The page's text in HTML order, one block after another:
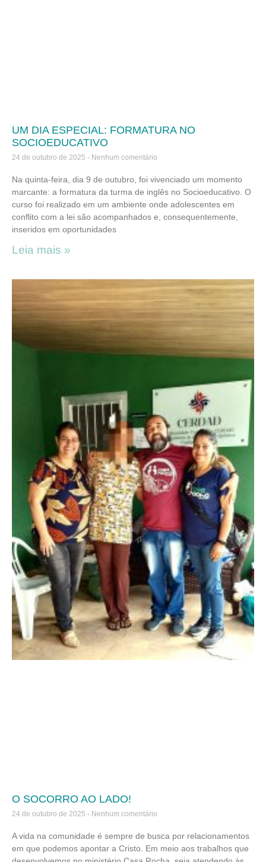
UM DIA ESPECIAL: FORMATURA NO
SOCIOEDUCATIVO
24 de outubro de 2025 Nenhum comentário
Na quinta-feira, dia 9 de outubro, foi vivenciado um momento
marcante: a formatura da turma de inglês no Socioeducativo. O
curso foi realizado em um ambiente onde adolescentes em
conflito com a lei são acompanhados e, consequentemente,
inseridos em oportunidades
Leia mais »
O SOCORRO AO LADO!
24 de outubro de 2025 Nenhum comentário
A vida na comunidade é sempre de busca por relacionamentos
em que podemos apontar a Cristo. Em meio aos trabalhos que